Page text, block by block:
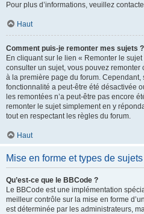
Pour plus d’informations, veuillez
Haut
Comment puis-je remonter mes sujets ?
En cliquant sur le lien « Remonter le
consulter un sujet, vous pouvez
à la première page du forum. Cependant,
fonctionnalité a peut-être été désactivée
les remontées n’a peut-être pas encore
remonter le sujet simplement en y
tout en respectant les règles du forum.
Haut
Mise en forme et types de sujets
Qu’est-ce que le BBCode ?
Le BBCode est une implémentation
meilleur contrôle sur la mise en forme
est déterminée par les administrateurs,